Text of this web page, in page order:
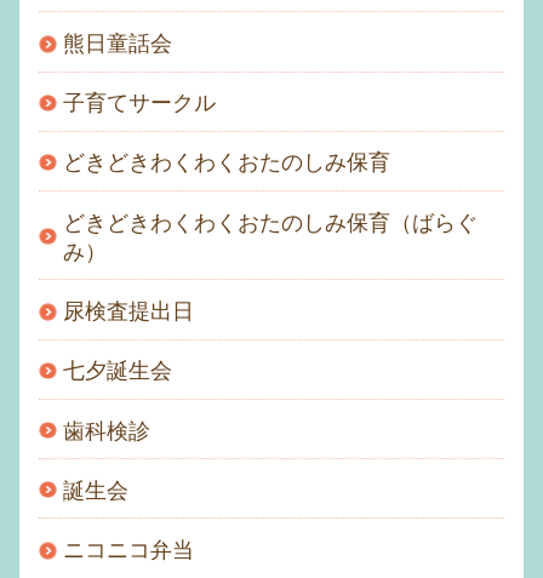
熊日童話会
子育てサークル
どきどきわくわくおたのしみ保育
どきどきわくわくおたのしみ保育（ばらぐ
み）
尿検査提出日
七夕誕生会
歯科検診
誕生会
ニコニコ弁当